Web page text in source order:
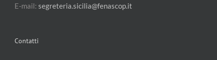
E-mail: segreteria.sicilia@fenascop.it
Contatti